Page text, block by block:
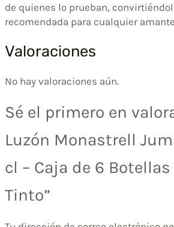
de quienes lo prueban,
recomendada para cualquier
Valoraciones
No hay valoraciones aún.
Sé el primero en
Luzón Monastrell
cl – Caja de 6
Tinto”